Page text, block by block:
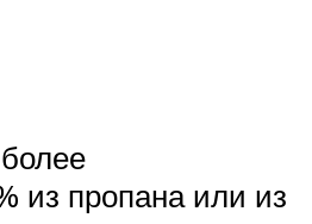
из пропана или из